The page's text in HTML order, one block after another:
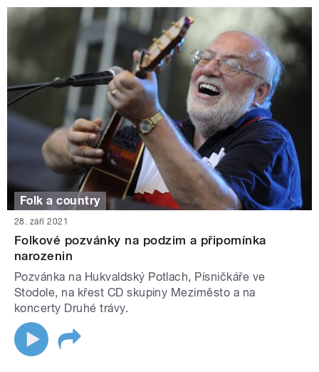
Folk a country
28. září 2021
Folkové pozvánky na podzim a připomínka
narozenin
Pozvánka na Hukvaldský Potlach, Písničkáře ve
Stodole, na křest CD skupiny Meziměsto a na
koncerty Druhé trávy.